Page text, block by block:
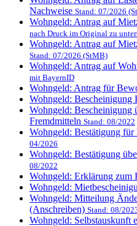
Nachweise Stand: 07/2026
Wohngeld: Antrag auf
nach Druck im Original zu
Wohngeld: Antrag auf
Stand: 07/2026 (StMB)
Wohngeld: Antrag auf
mit BayernID
Wohngeld: Antrag für
Wohngeld: Bescheinigung
Wohngeld: Bescheinigung
Fremdmitteln Stand: 08/2022
Wohngeld: Bestätigung
04/2026
Wohngeld: Bestätigung
08/2022
Wohngeld: Erklärung zum
Wohngeld:
Wohngeld: Mitteilung
(Anschreiben) Stand: 08/
Wohngeld: Selbstauskunft